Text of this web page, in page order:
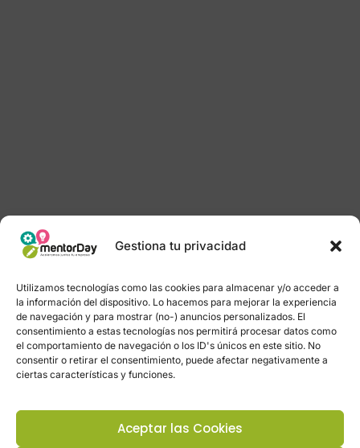
Gestiona tu privacidad
Utilizamos tecnologías como las cookies para almacenar y/o acceder a
la información del dispositivo. Lo hacemos para mejorar la experiencia
de navegación y para mostrar (no-) anuncios personalizados. El
consentimiento a estas tecnologías nos permitirá procesar datos como
el comportamiento de navegación o los ID's únicos en este sitio. No
consentir o retirar el consentimiento, puede afectar negativamente a
ciertas características y funciones.
Aceptar las Cookies